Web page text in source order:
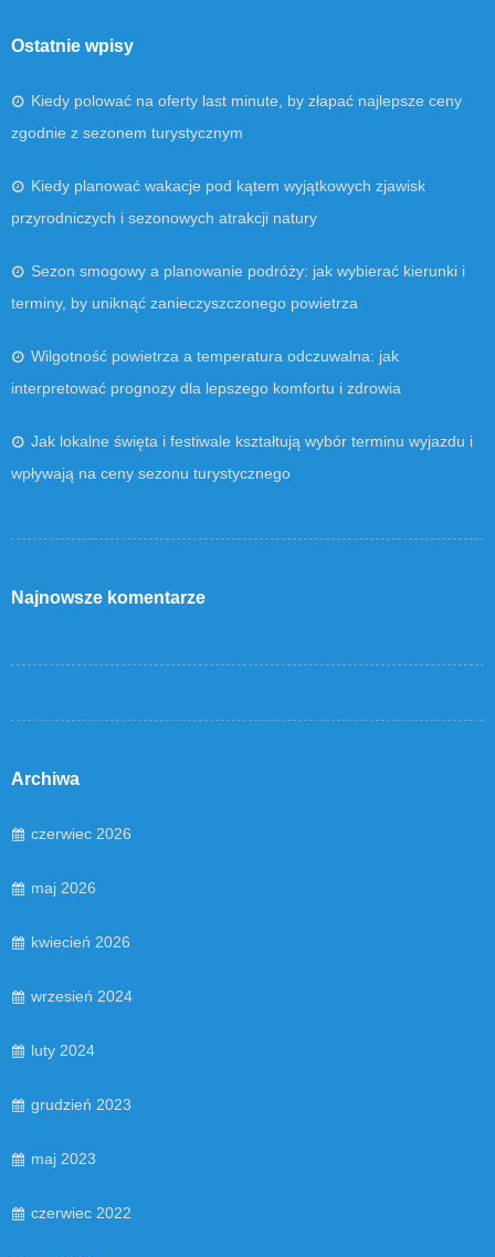
Ostatnie wpisy
Kiedy polować na oferty last minute, by złapać najlepsze ceny
zgodnie z sezonem turystycznym
Kiedy planować wakacje pod kątem wyjątkowych zjawisk
przyrodniczych i sezonowych atrakcji natury
Sezon smogowy a planowanie podróży: jak wybierać kierunki i
terminy, by uniknąć zanieczyszczonego powietrza
Wilgotność powietrza a temperatura odczuwalna: jak
interpretować prognozy dla lepszego komfortu i zdrowia
Jak lokalne święta i festiwale kształtują wybór terminu wyjazdu i
wpływają na ceny sezonu turystycznego
Najnowsze komentarze
Archiwa
czerwiec 2026
maj 2026
kwiecień 2026
wrzesień 2024
luty 2024
grudzień 2023
maj 2023
czerwiec 2022